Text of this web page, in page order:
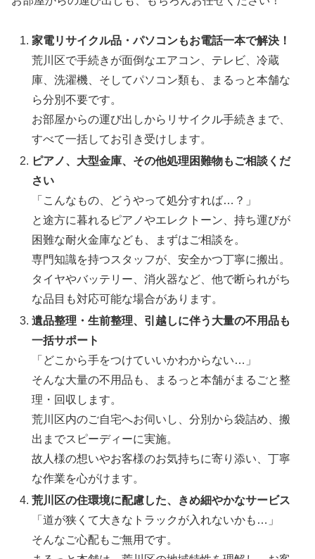
家電リサイクル品・パソコンもお電話一本で解決！
荒川区で手続きが面倒なエアコン、テレビ、冷蔵
庫、洗濯機、そしてパソコン類も、まるっと本舗な
ら分別不要です。
お部屋からの運び出しからリサイクル手続きまで、
すべて一括してお引き受けします。
ピアノ、大型金庫、その他処理困難物もご相談くだ
さい
「こんなもの、どうやって処分すれば…？」
と途方に暮れるピアノやエレクトーン、持ち運びが
困難な耐火金庫なども、まずはご相談を。
専門知識を持つスタッフが、安全かつ丁寧に搬出。
タイヤやバッテリー、消火器など、他で断られがち
な品目も対応可能な場合があります。
遺品整理・生前整理、引越しに伴う大量の不用品も
一括サポート
「どこから手をつけていいかわからない…」
そんな大量の不用品も、まるっと本舗がまるごと整
理・回収します。
荒川区内のご自宅へお伺いし、分別から袋詰め、搬
出までスピーディーに実施。
故人様の想いやお客様のお気持ちに寄り添い、丁寧
な作業を心がけます。
荒川区の住環境に配慮した、きめ細やかなサービス
「道が狭くて大きなトラックが入れないかも…」
そんなご心配もご無用です。